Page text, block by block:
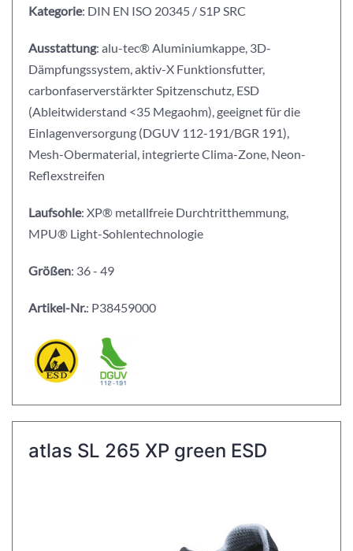
Kategorie: DIN EN ISO 20345 / S1P SRC
Ausstattung: alu-tec® Aluminiumkappe, 3D-
Dämpfungssystem, aktiv-X Funktionsfutter,
carbonfaserverstärkter Spitzenschutz, ESD
(Ableitwiderstand <35 Megaohm), geeignet für die
Einlagenversorgung (DGUV 112-191/BGR 191),
Mesh-Obermaterial, integrierte Clima-Zone, Neon-
Reflexstreifen
Laufsohle: XP® metallfreie Durchtritthemmung,
MPU® Light-Sohlentechnologie
Größen: 36 - 49
Artikel-Nr.: P38459000
atlas SL 265 XP green ESD